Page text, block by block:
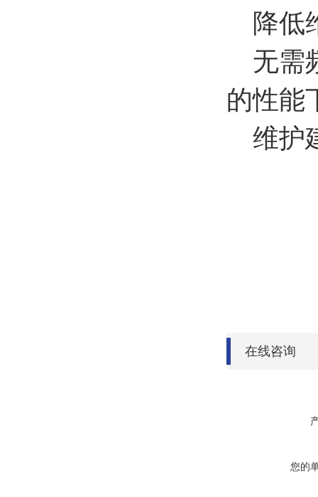
降低
无需
的性能
维护
在线咨询
您的